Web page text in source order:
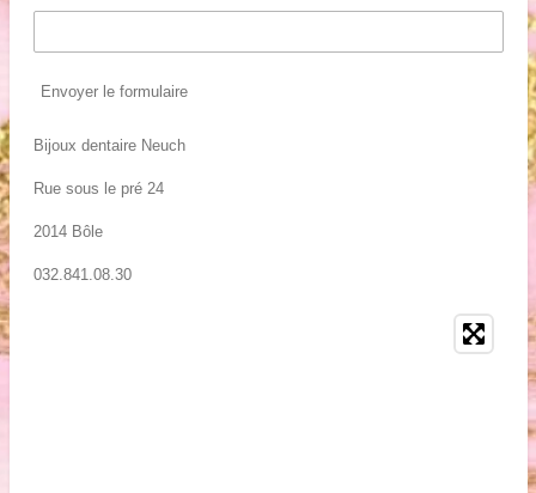
Envoyer le formulaire
Bijoux dentaire Neuch
Rue sous le pré 24
2014 Bôle
032.841.08.30